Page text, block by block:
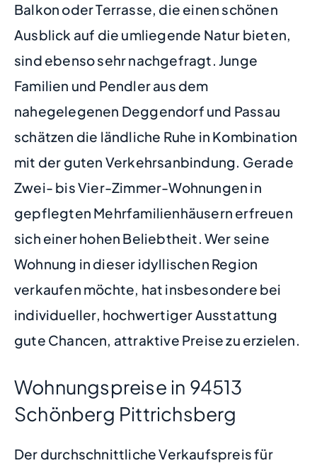
Balkon oder Terrasse, die einen schönen
Ausblick auf die umliegende Natur bieten,
sind ebenso sehr nachgefragt. Junge
Familien und Pendler aus dem
nahegelegenen Deggendorf und Passau
schätzen die ländliche Ruhe in Kombination
mit der guten Verkehrsanbindung. Gerade
Zwei- bis Vier-Zimmer-Wohnungen in
gepflegten Mehrfamilienhäusern erfreuen
sich einer hohen Beliebtheit. Wer seine
Wohnung in dieser idyllischen Region
verkaufen möchte, hat insbesondere bei
individueller, hochwertiger Ausstattung
gute Chancen, attraktive Preise zu erzielen.
Wohnungspreise in 94513
Schönberg Pittrichsberg
Der durchschnittliche Verkaufspreis für